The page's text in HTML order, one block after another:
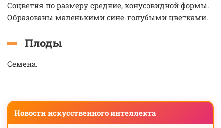
Соцветия по размеру средние, конусовидной формы.
Образованы маленькими сине-голубыми цветками.
Плоды
Семена.
Новости искусственного интеллекта